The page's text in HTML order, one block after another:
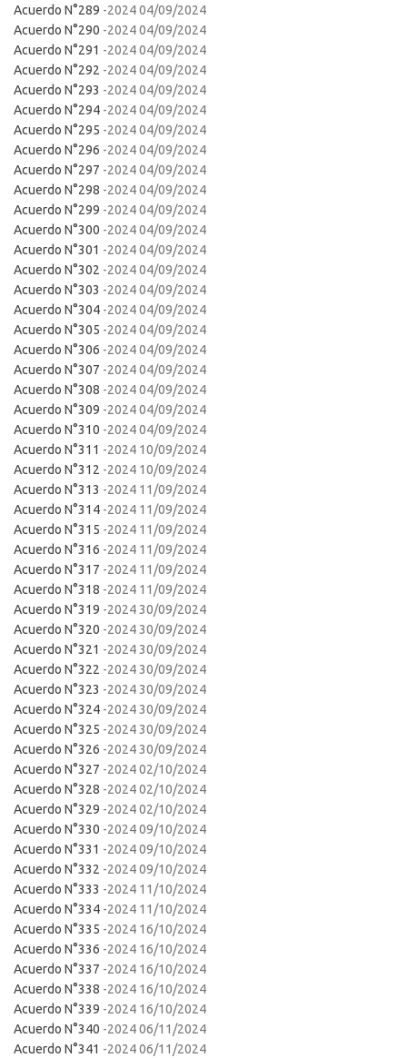
Acuerdo N°289 -2024 04/09/2024
Acuerdo N°290 -2024 04/09/2024
Acuerdo N°291 -2024 04/09/2024
Acuerdo N°292 -2024 04/09/2024
Acuerdo N°293 -2024 04/09/2024
Acuerdo N°294 -2024 04/09/2024
Acuerdo N°295 -2024 04/09/2024
Acuerdo N°296 -2024 04/09/2024
Acuerdo N°297 -2024 04/09/2024
Acuerdo N°298 -2024 04/09/2024
Acuerdo N°299 -2024 04/09/2024
Acuerdo N°300 -2024 04/09/2024
Acuerdo N°301 -2024 04/09/2024
Acuerdo N°302 -2024 04/09/2024
Acuerdo N°303 -2024 04/09/2024
Acuerdo N°304 -2024 04/09/2024
Acuerdo N°305 -2024 04/09/2024
Acuerdo N°306 -2024 04/09/2024
Acuerdo N°307 -2024 04/09/2024
Acuerdo N°308 -2024 04/09/2024
Acuerdo N°309 -2024 04/09/2024
Acuerdo N°310 -2024 04/09/2024
Acuerdo N°311 -2024 10/09/2024
Acuerdo N°312 -2024 10/09/2024
Acuerdo N°313 -2024 11/09/2024
Acuerdo N°314 -2024 11/09/2024
Acuerdo N°315 -2024 11/09/2024
Acuerdo N°316 -2024 11/09/2024
Acuerdo N°317 -2024 11/09/2024
Acuerdo N°318 -2024 11/09/2024
Acuerdo N°319 -2024 30/09/2024
Acuerdo N°320 -2024 30/09/2024
Acuerdo N°321 -2024 30/09/2024
Acuerdo N°322 -2024 30/09/2024
Acuerdo N°323 -2024 30/09/2024
Acuerdo N°324 -2024 30/09/2024
Acuerdo N°325 -2024 30/09/2024
Acuerdo N°326 -2024 30/09/2024
Acuerdo N°327 -2024 02/10/2024
Acuerdo N°328 -2024 02/10/2024
Acuerdo N°329 -2024 02/10/2024
Acuerdo N°330 -2024 09/10/2024
Acuerdo N°331 -2024 09/10/2024
Acuerdo N°332 -2024 09/10/2024
Acuerdo N°333 -2024 11/10/2024
Acuerdo N°334 -2024 11/10/2024
Acuerdo N°335 -2024 16/10/2024
Acuerdo N°336 -2024 16/10/2024
Acuerdo N°337 -2024 16/10/2024
Acuerdo N°338 -2024 16/10/2024
Acuerdo N°339 -2024 16/10/2024
Acuerdo N°340 -2024 06/11/2024
Acuerdo N°341 -2024 06/11/2024